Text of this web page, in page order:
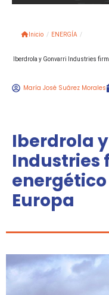
Inicio / ENERGÍA /
Iberdrola y Gonvarri Industries
María José Suárez Morales
Iberdrola
Industries
energético
Europa